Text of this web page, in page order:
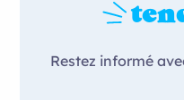
Restez informé